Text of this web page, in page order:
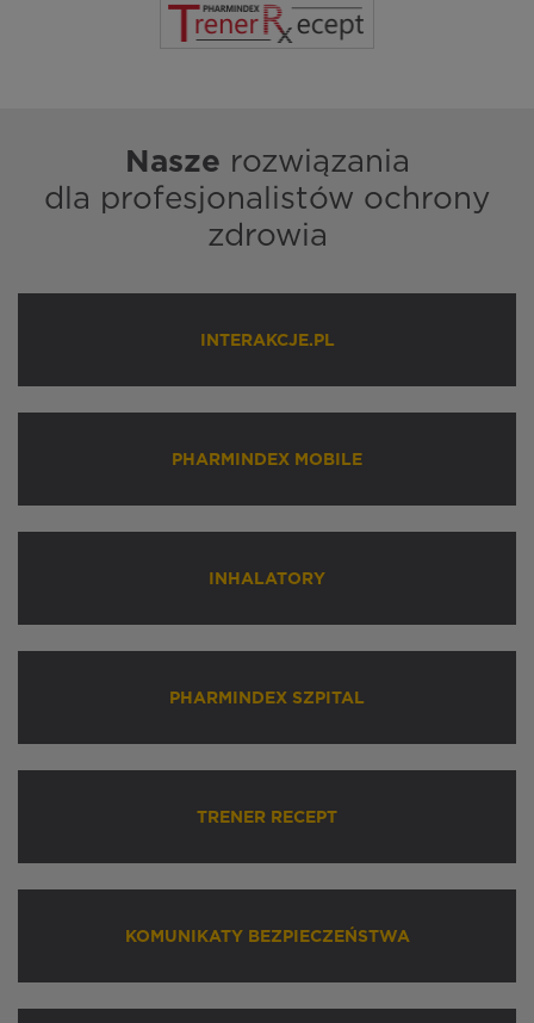
Nasze rozwiązania
dla profesjonalistów ochrony
zdrowia
INTERAKCJE.PL
PHARMINDEX MOBILE
INHALATORY
PHARMINDEX SZPITAL
TRENER RECEPT
KOMUNIKATY BEZPIECZEŃSTWA